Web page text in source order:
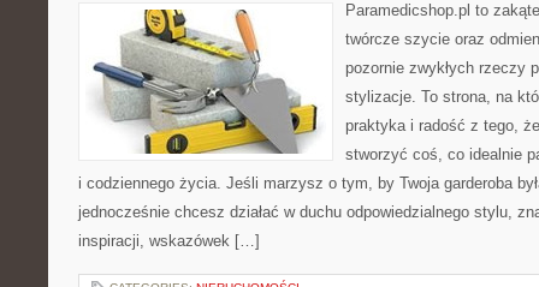
Paramedicshop.pl to
twórcze szycie oraz
pozornie zwykłych rzeczy
stylizacje. To strona, na
praktyka i radość z tego,
stworzyć coś, co idealnie
i codziennego życia. Jeśli marzysz o tym, by Twoja garderoba
jednocześnie chcesz działać w duchu odpowiedzialnego stylu,
inspiracji, wskazówek […]